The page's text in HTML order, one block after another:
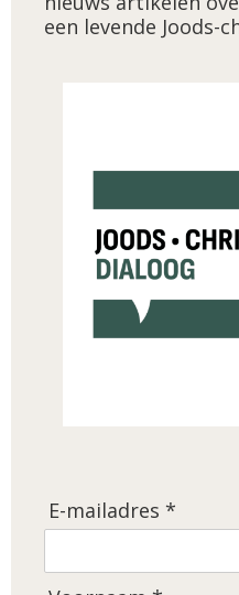
een levende Joods-
E-mailadres *